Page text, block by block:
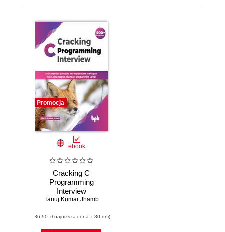
Promocja
ebook
Cracking C
Programming
Interview
Tanuj Kumar Jhamb
(36,90 zł najniższa cena z 30 dni)